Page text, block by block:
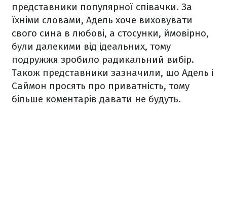
представники популярної співачки. За
їхніми словами, Адель хоче виховувати
свого сина в любові, а стосунки, ймовірно,
були далекими від ідеальних, тому
подружжя зробило радикальний вибір.
Також представники зазначили, що Адель і
Саймон просять про приватність, тому
більше коментарів давати не будуть.